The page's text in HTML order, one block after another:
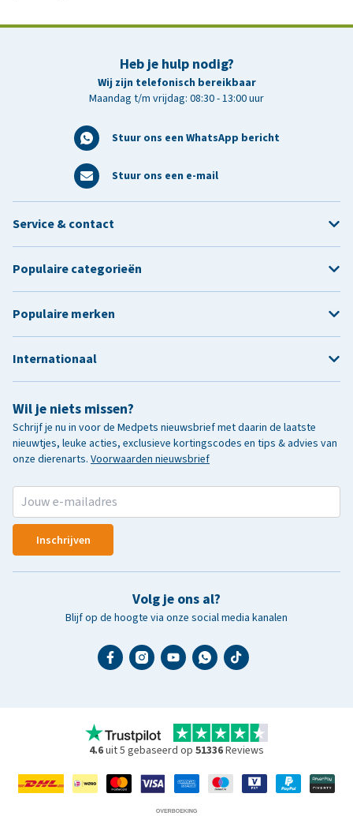
Heb je hulp nodig?
Wij zijn telefonisch bereikbaar
Maandag t/m vrijdag: 08:30 - 13:00 uur
Stuur ons een WhatsApp bericht
Stuur ons een e-mail
Wil je niets missen?
Schrijf je nu in voor de Medpets nieuwsbrief met daarin de laatste
nieuwtjes, leuke acties, exclusieve kortingscodes en tips & advies van
onze dierenarts. Voorwaarden nieuwsbrief
Inschrijven
Volg je ons al?
Blijf op de hoogte via onze social media kanalen
Service & contact
Populaire categorieën
Populaire merken
Internationaal
4.6uit 5 gebaseerd op 51336Reviews